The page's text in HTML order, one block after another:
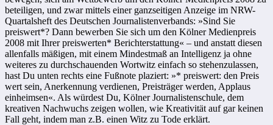
beteiligen, und zwar mittels einer ganzseitigen Anzeige im NRW-
Quartalsheft des Deutschen Journalistenverbands: »Sind Sie
preiswert*? Dann bewerben Sie sich um den Kölner Medienpreis
2008 mit Ihrer preiswerten* Berichterstattung« – und anstatt diesen
allenfalls mäßigen, mit einem Mindestmaß an Intelligenz ja ohne
weiteres zu durchschauenden Wortwitz einfach so stehenzulassen,
hast Du unten rechts eine Fußnote plaziert: »* preiswert: den Preis
wert sein, Anerkennung verdienen, Preisträger werden, Applaus
einheimsen«. Als würdest Du, Kölner Journalistenschule, dem
kreativen Nachwuchs zeigen wollen, wie Kreativität auf gar keinen
Fall geht, indem man z.B. einen Witz zu Tode erklärt.